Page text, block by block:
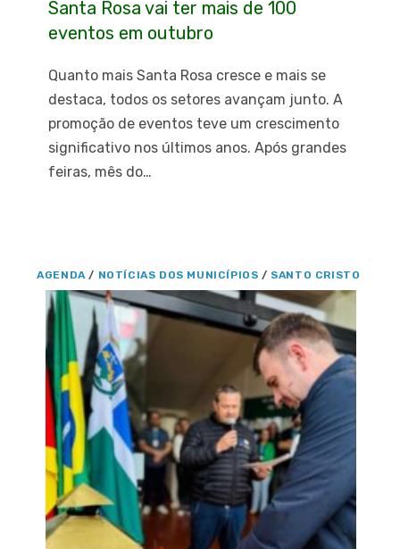
Santa Rosa vai ter mais de 100
eventos em outubro
Quanto mais Santa Rosa cresce e mais se
destaca, todos os setores avançam junto. A
promoção de eventos teve um crescimento
significativo nos últimos anos. Após grandes
feiras, mês do…
AGENDA/ NOTÍCIAS DOS MUNICÍPIOS / SANTO CRISTO